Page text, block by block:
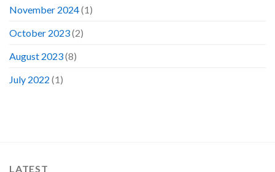
November 2024(1)
October 2023(2)
August 2023(8)
July 2022 (1)
LATEST